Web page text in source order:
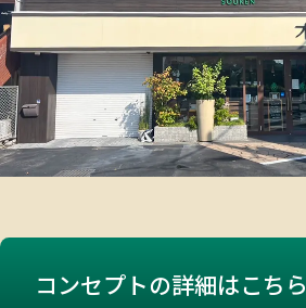
コンセプトの詳細はこちら